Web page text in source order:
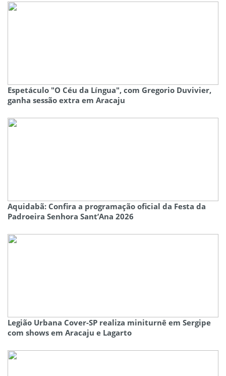
Espetáculo "O Céu da Língua", com Gregorio Duvivier,
ganha sessão extra em Aracaju
Aquidabã: Confira a programação oficial da Festa da
Padroeira Senhora Sant’Ana 2026
Legião Urbana Cover-SP realiza miniturnê em Sergipe
com shows em Aracaju e Lagarto